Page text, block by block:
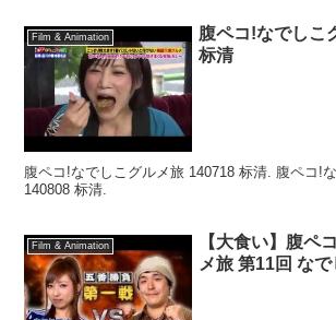
Film & Animation
腹ペコ!なでしこ
标清
腹ペコ!なでしこグルメ旅 140718 标清. 腹ペコ!
140808 标清.
Film & Animation
【大食い】腹ペ
メ旅 第11回 な